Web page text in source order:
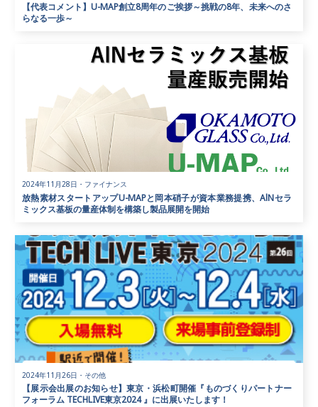
【代表コメント】U-MAP創立8周年のご挨拶～挑戦の8年、未来へのさ
らなる一歩～
2024年11月28日 ・ ファイナンス
放熱素材スタートアップU-MAPと岡本硝子が資本業務提携、AlNセラ
ミックス基板の量産体制を構築し製品展開を開始
2024年11月26日 ・ その他
【展示会出展のお知らせ】東京・浜松町開催『ものづくりパートナー
フォーラム TECHLIVE東京2024 』に出展いたします！